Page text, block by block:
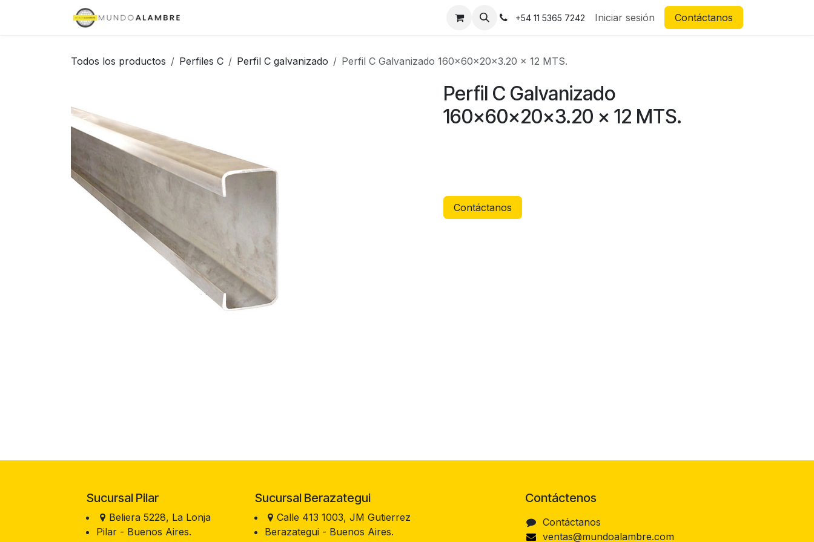
+54 11 5365 7242 Iniciar sesión Contáctanos
Todos los productos Perfiles C Perfil C galvanizado Perfil C Galvanizado 160x60x20x3.20 x 12 MTS.
Perfil C Galvanizado
160x60x20x3.20 x 12 MTS.
Contáctanos
Sucursal Pilar
Beliera 5228, La Lonja
Pilar - Buenos Aires.
Contáctenos
Contáctanos
ventas@mundoalambre.com
Sucursal Berazategui
Calle 413 1003, JM Gutierrez
Berazategui - Buenos Aires.